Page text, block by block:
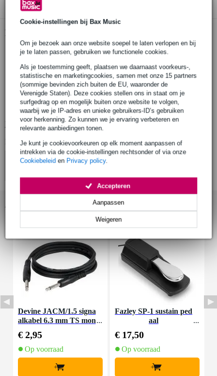
Cookie-instellingen bij Bax Music
Om je bezoek aan onze website soepel te laten verlopen en bij
je te laten passen, gebruiken we functionele cookies.
Als je toestemming geeft, plaatsen we daarnaast voorkeurs-,
statistische en marketingcookies, samen met onze 15 partners
(sommige bevinden zich buiten de EU, waaronder de
Verenigde Staten). Deze cookies stellen ons in staat om je
surfgedrag op en mogelijk buiten onze website te volgen,
waarbij we je IP-adres en unieke gebruikers-ID’s gebruiken
voor herkenning. Zo kunnen we je ervaring verbeteren en
relevante aanbiedingen tonen.
Je kunt je cookievoorkeuren op elk moment aanpassen of
intrekken via de cookie-instellingen rechtsonder of via onze
Cookiebeleid en Privacy policy.
Weigeren
Aanpassen
Accepteren
Productinformatie
Moog Muse
synthesizer
inclusief:
stroomkabel
quick start guide
veiligheidsinstructies
Bekijk alle productspecificaties
Bekijk ook eens (4)
Devine JACM/1.5 signa
alkabel 6.3 mm TS mon
€ 2,95
Op voorraad
+
Fazley SP-1 sustain ped
aal
€ 17,50
Op voorraad
+